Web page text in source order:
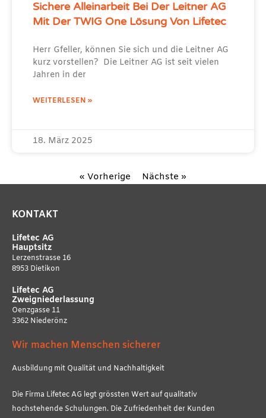
Sichere Alleinarbeit Bei Der Leitner AG
Mit Der TWIG One Lösung Von Lifetec
Herr Gfeller, können Sie sich und die Leitner AG
kurz vorstellen? Die Leitner AG ist seit vielen
Jahren in der
WEITERLESEN »
18. März 2025
« Vorherige Nächste »
KONTAKT
Lifetec AG
Hauptsitz
Lerzenstrasse 16
8953 Dietikon
Lifetec AG
Zweigniederlassung
Oenzgasse 11
3362 Niederönz
Wir machen Menschen sicherer
Ausbildung mit Qualität und Nachhaltigkeit
Die Firma Lifetec AG legt grössten Wert auf qualitativ
hochstehende Schulungen. Die Zufriedenheit der Kunden